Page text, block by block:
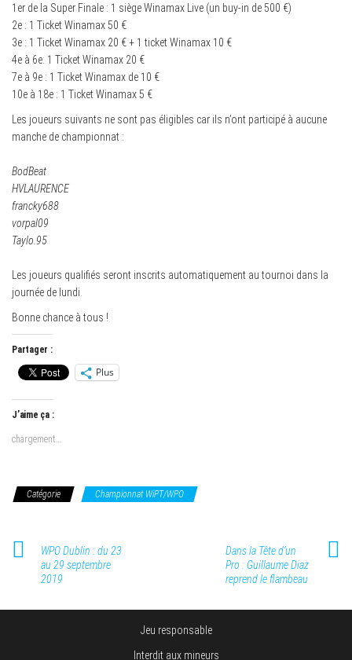
1er de la Super Finale : 1 siège Winamax Live (un buy-in de 500 €)
2e : 1 Ticket Winamax 50 €
3e : 1 Ticket Winamax 20 € + 1 ticket Winamax 10 €
4e à 6e: 1 Ticket Winamax 20 €
7e à 9e : 1 Ticket Winamax de 10 €
10e à 18e : 1 Ticket Winamax 5 €
Les joueurs suivants ne sont pas éligibles car ils n’ont participé à aucune
manche de championnat :
BodBeat
HVLAURENCE
francky688
vorpal09
Taylo.95
Les joueurs qualifiés seront inscrits automatiquement au tournoi dans la
journée de lundi.
Bonne chance à tous !
Partager :
Plus
J’aime ça :
chargement…
Catégorie Championnat WiPT/WPO
WPO Dublin : du 23
au 29 septembre
2019
Dans la Tête d’un
Pro : Guillaume Diaz
reprend le flambeau
Jeu responsable
Interdit aux mineurs